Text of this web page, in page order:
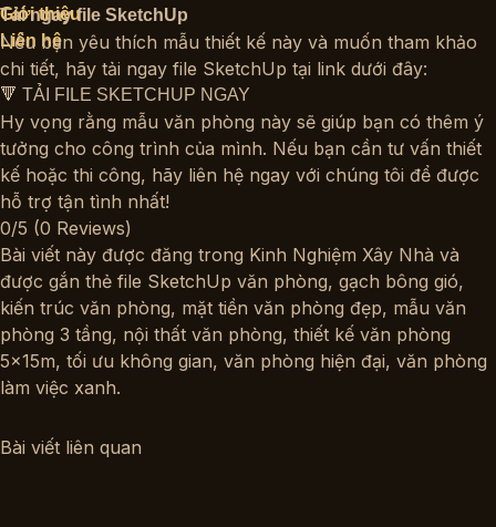
Giới thiệu
Liên hệ
Tải ngay file SketchUp
Nếu bạn yêu thích mẫu thiết kế này và muốn tham khảo
chi tiết, hãy tải ngay file SketchUp tại link dưới đây:
🔻 TẢI FILE SKETCHUP NGAY
Hy vọng rằng mẫu văn phòng này sẽ giúp bạn có thêm ý
tưởng cho công trình của mình. Nếu bạn cần tư vấn thiết
kế hoặc thi công, hãy liên hệ ngay với chúng tôi để được
hỗ trợ tận tình nhất!
0/5 (0 Reviews)
Bài viết này được đăng trong Kinh Nghiệm Xây Nhà và
được gắn thẻ file SketchUp văn phòng, gạch bông gió,
kiến trúc văn phòng, mặt tiền văn phòng đẹp, mẫu văn
phòng 3 tầng, nội thất văn phòng, thiết kế văn phòng
5x15m, tối ưu không gian, văn phòng hiện đại, văn phòng
làm việc xanh.
Bài viết liên quan